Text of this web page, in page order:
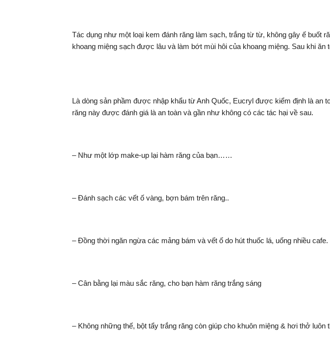
Tác dụng như một loại kem đánh răng làm sạch, trắng từ từ, không gây ế buốt
khoang miệng sạch được lâu và làm bớt mùi hôi của khoang miệng. Sau khi
Là dòng sản phầm được nhập khẩu từ Anh Quốc, Eucryl được kiểm định là
răng này được đánh giá là an toàn và gần như không có các tác hại về sau.
– Như một lớp make-up lại hàm răng của bạn……
– Đánh sạch các vết ố vàng, bợn bám trên răng..
– Đồng thời ngăn ngừa các mảng bám và vết ố do hút thuốc lá, uống nhiều cafe.
– Cân bằng lại màu sắc răng, cho bạn hàm răng trắng sáng
– Không những thế, bột tẩy trắng răng còn giúp cho khuôn miệng & hơi thở